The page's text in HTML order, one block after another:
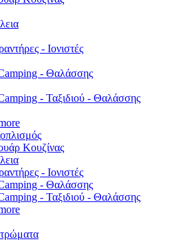
- Ιονιστές
- Θαλάσσης
- Ταξιδιού - Θαλάσσης
Κουζίνας
- Ιονιστές
- Θαλάσσης
- Ταξιδιού - Θαλάσσης